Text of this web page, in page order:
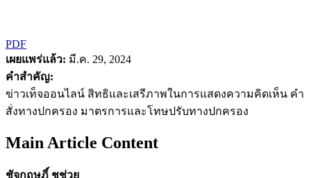
PDF
เผยแพร่แล้ว: มี.ค. 29, 2024
คำสำคัญ:
ข่าวเท็จออนไลน์ สิทธิและเสรีภาพในการแสดงความคิดเห็น คำ
สั่งทางปกครอง มาตรการและโทษปรับทางปกครอง
Main Article Content
ชัจกฤษฎิ์ ชูช่วย